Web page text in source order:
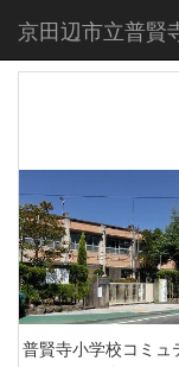
京田辺市立普賢
普賢寺小学校コミュ